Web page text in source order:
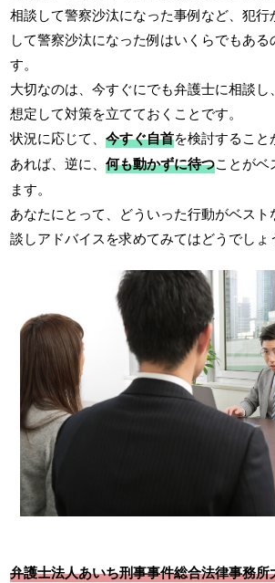
相談して警察沙汰になった事例など、犯行
して警察沙汰になった例はいくらでもあ
す。
大切なのは、今すぐにでも弁護士に相談し
想定して対策を立てておくことです。
状況に応じて、今すぐ自首を検討すること
あれば、逆に、何も動かずに待つことがベ
ます。
あなたにとって、どういった行動がベスト
談しアドバイスを求めてみてはどうでしょ
弁護士法人あいち刑事事件総合法律事務所